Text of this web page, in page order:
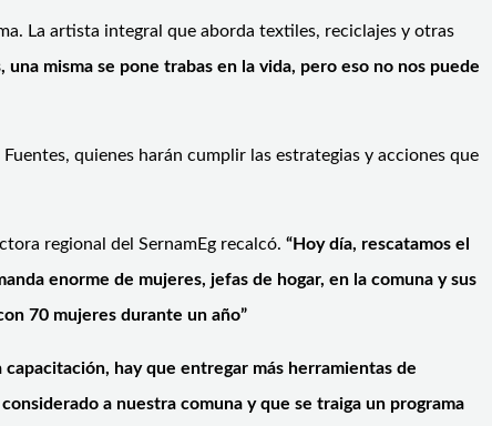
La artista integral que aborda textiles, reciclajes y otras
misma se pone trabas en la vida, pero eso no nos puede
quienes harán cumplir las estrategias y acciones que
regional del SernamEg recalcó. “Hoy día, rescatamos el
enorme de mujeres, jefas de hogar, en la comuna y sus
70 mujeres durante un año”
hay que entregar más herramientas de
a nuestra comuna y que se traiga un programa